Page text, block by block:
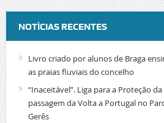
NOTÍCIAS RECENTES
Livro criado por alunos de Braga
as praias fluviais do concelho
“Inaceitável”. Liga para a Proteção
passagem da Volta a Portugal no
Gerês